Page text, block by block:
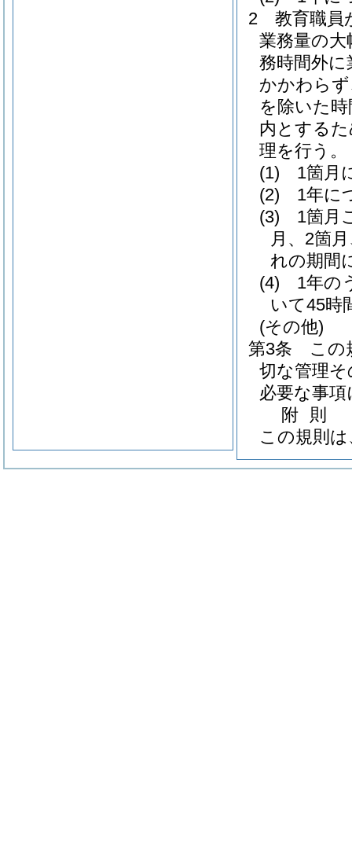
2
教育職員
業務量の
務時間外
かかわら
を除いた
内とする
理を行う。
(1)
1箇月
(2)
1年に
(3)
1箇月
月、2箇
れの期間
(4)
1年の
いて45時
(その他)
第3条
この
切な管理
必要な事
附 則
この規則